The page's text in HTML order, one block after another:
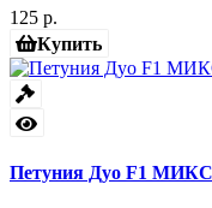
125 р.
Купить
Петуния Дуо F1 МИКС